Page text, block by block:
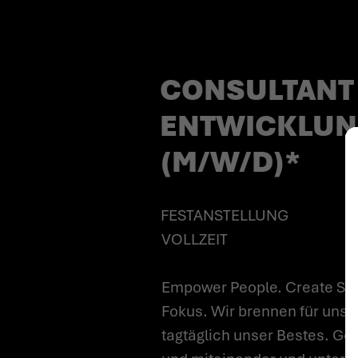
(M/W/D)*
FESTANSTELLUNG
VOLLZEIT
Empower People. Create
Fokus. Wir brennen für
tagtäglich unser Bestes.